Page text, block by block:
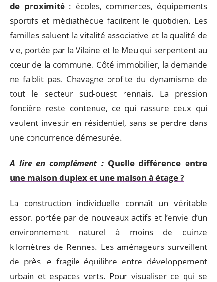
de proximité: écoles, commerces, équipements
sportifs et médiathèque facilitent le quotidien. Les
familles saluent la vitalité associative et la qualité de
vie, portée par la Vilaine et le Meu qui serpentent au
cœur de la commune. Côté immobilier, la demande
ne faiblit pas. Chavagne profite du dynamisme de
tout le secteur sud-ouest rennais. La pression
foncière reste contenue, ce qui rassure ceux qui
veulent investir en résidentiel, sans se perdre dans
une concurrence démesurée.
A lire en complément : Quelle différence entre
une maison duplex et une maison à étage ?
La construction individuelle connaît un véritable
essor, portée par de nouveaux actifs et l’envie d’un
environnement naturel à moins de quinze
kilomètres de Rennes. Les aménageurs surveillent
de près le fragile équilibre entre développement
urbain et espaces verts. Pour visualiser ce qui se